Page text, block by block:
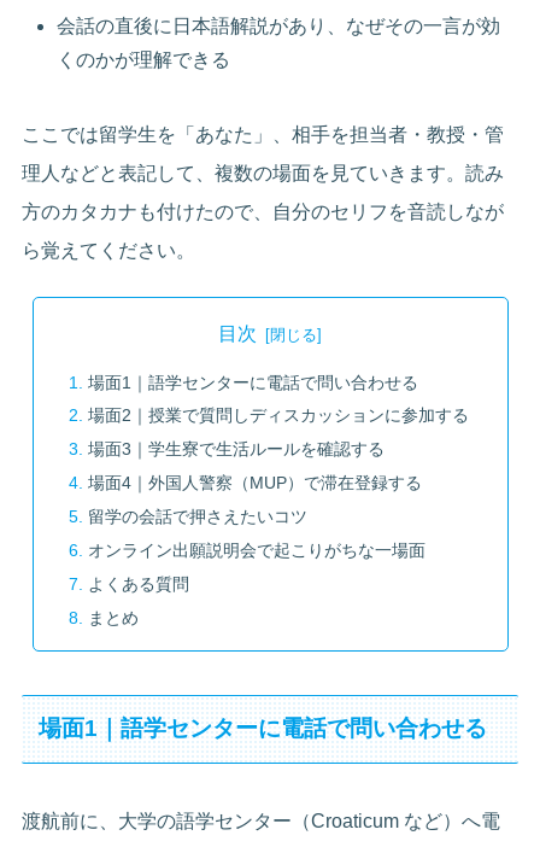
会話の直後に日本語解説があり、なぜその一言が効
くのかが理解できる
ここでは留学生を「あなた」、相手を担当者・教授・管
理人などと表記して、複数の場面を見ていきます。読み
方のカタカナも付けたので、自分のセリフを音読しなが
ら覚えてください。
目次
場面1｜語学センターに電話で問い合わせる
場面2｜授業で質問しディスカッションに参加する
場面3｜学生寮で生活ルールを確認する
場面4｜外国人警察（MUP）で滞在登録する
留学の会話で押さえたいコツ
オンライン出願説明会で起こりがちな一場面
よくある質問
まとめ
場面1｜語学センターに電話で問い合わせる
渡航前に、大学の語学センター（Croaticum など）へ電